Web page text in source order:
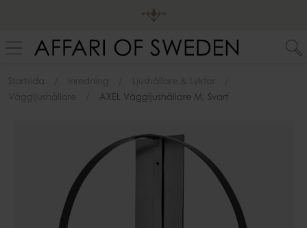
Startsida Inredning
Ljushållare & Lyktor
Väggljushållare
AXEL Väggljushållare M, Svart